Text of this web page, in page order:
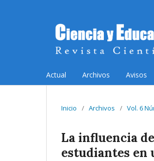
Actual Archivos Avisos
Inicio / Archivos / Vol. 6
La influencia
estudiantes